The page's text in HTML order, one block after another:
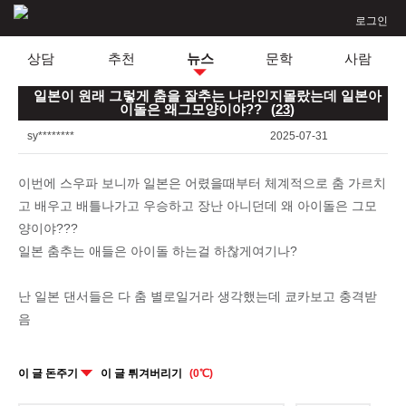
로그인
상담 추천 뉴스 문학 사람
일본이 원래 그렇게 춤을 잘추는 나라인지몰랐는데 일본아
이돌은 왜그모양이야??
(23)
sy******** 2025-07-31
이번에 스우파 보니까 일본은 어렸을때부터 체계적으로 춤 가르치
고 배우고 배틀나가고 우승하고 장난 아니던데 왜 아이돌은 그모
양이야???
일본 춤추는 애들은 아이돌 하는걸 하찮게여기나?
난 일본 댄서들은 다 춤 별로일거라 생각했는데 쿄카보고 충격받
음
이 글 돈주기 이 글 튀겨버리기 (0℃)